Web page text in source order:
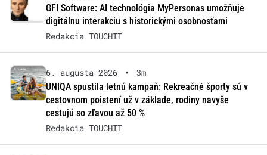
GFI Software: AI technológia MyPersonas umožňuje
digitálnu interakciu s historickými osobnosťami
Redakcia TOUCHIT
6. augusta 2026 •
3m
UNIQA spustila letnú kampaň: Rekreačné športy sú v
cestovnom poistení už v základe, rodiny navyše
cestujú so zľavou až 50 %
Redakcia TOUCHIT